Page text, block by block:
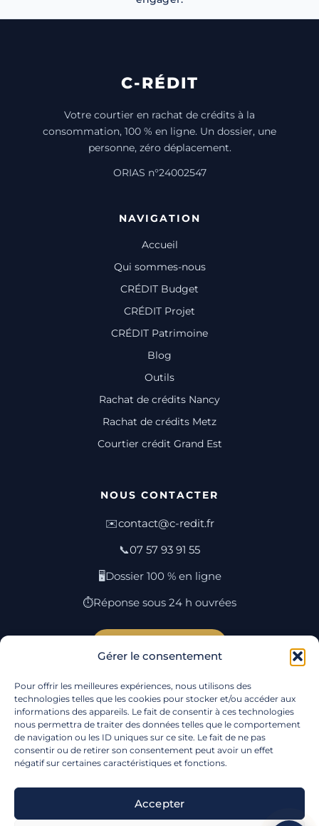
Gérer le consentement
Pour offrir les meilleures expériences, nous utilisons des
technologies telles que les cookies pour stocker et/ou accéder aux
informations des appareils. Le fait de consentir à ces technologies
nous permettra de traiter des données telles que le comportement
de navigation ou les ID uniques sur ce site. Le fait de ne pas
consentir ou de retirer son consentement peut avoir un effet
négatif sur certaines caractéristiques et fonctions.
Accepter
C-RÉDIT
Votre courtier en rachat de crédits à la
consommation, 100 % en ligne. Un dossier, une
personne, zéro déplacement.
ORIAS n°24002547
NAVIGATION
Accueil
Qui sommes-nous
CRÉDIT Budget
CRÉDIT Projet
CRÉDIT Patrimoine
Blog
Outils
Rachat de crédits Nancy
Rachat de crédits Metz
Courtier crédit Grand Est
NOUS CONTACTER
✉️contact@c-redit.fr
📞07 57 93 91 55
🖥️Dossier 100 % en ligne
⏱️Réponse sous 24 h ouvrées
Rachat par ville · Lexique · Plan du site ·
Qui
sommes-nous · Contact · Mentions
légales · Confidentialité · Cookies · Gérer mes
cookies
Suivez-nous :